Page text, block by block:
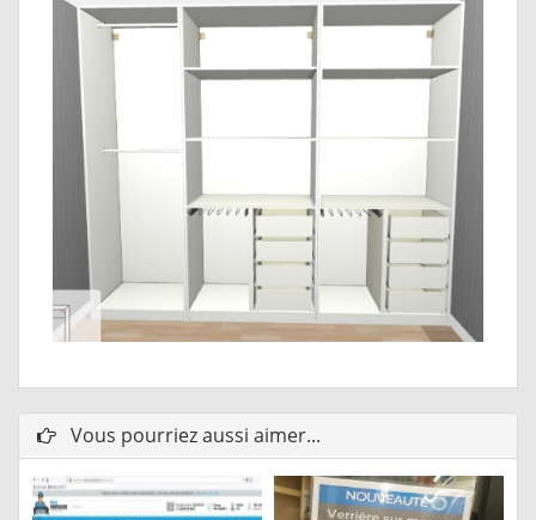
Vous pourriez aussi aimer...